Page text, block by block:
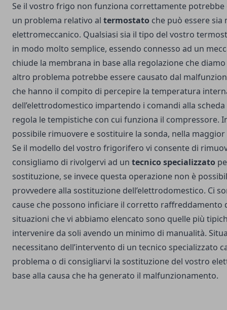
Se il vostro frigo non funziona correttamente potrebbe
un problema relativo al termostato che può essere sia
elettromeccanico. Qualsiasi sia il tipo del vostro
in modo molto semplice, essendo connesso ad un
chiude la membrana in base alla regolazione che
altro problema potrebbe essere causato dal
che hanno il compito di percepire la temperatura
dell’elettrodomestico impartendo i comandi alla
regola le tempistiche con cui funziona il compressore.
possibile rimuovere e sostituire la sonda, nella
Se il modello del vostro frigorifero vi consente di
consigliamo di rivolgervi ad un tecnico specializzato
sostituzione, se invece questa operazione non è
provvedere alla sostituzione dell’elettrodomestico. Ci
cause che possono inficiare il corretto raffreddamento
situazioni che vi abbiamo elencato sono quelle più
intervenire da soli avendo un minimo di manualità.
necessitano dell’intervento di un tecnico specializzato
problema o di consigliarvi la sostituzione del vostro
base alla causa che ha generato il malfunzionamento.